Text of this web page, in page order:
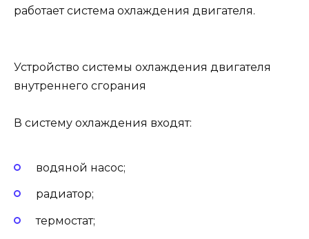
работает система охлаждения двигателя.
Устройство системы охлаждения двигателя
внутреннего сгорания
В систему охлаждения входят:
водяной насос;
радиатор;
термостат;